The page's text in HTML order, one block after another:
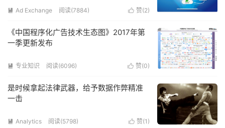
 赞(2)
 Ad Exchange 阅读(7884)
《中国程序化广告技术生态图》2017年第
一季更新发布
 赞(0)
 专业知识 阅读(6096)
是时候拿起法律武器，给予数据作弊精准
一击
 赞(1 )
 Analytics 阅读(5798)